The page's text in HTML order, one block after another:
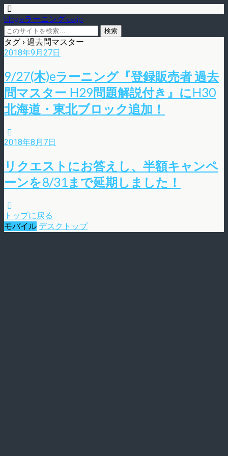
blog.eラーニング.co.jp
タグ › 過去問マスター
2018年9月27日
9/27(木)eラーニング『登録販売者 過去
問マスター H29問題解説付き』にH30
北海道・東北ブロック追加！
2018年8月7日
リクエストにお答えし、半額キャンペ
ーンを8/31まで延期しました！
トップに戻る
モバイル デスクトップ